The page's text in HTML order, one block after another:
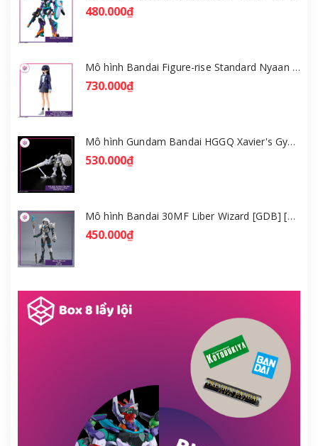
480.000₫
Mô hình Bandai Figure-rise Standard Nyaan - Gundam GQuuuuuuX [GDB] [FRS]
730.000₫
Mô hình Gundam Bandai HGGQ Xavier's Gyan Hakuji-Packs 1/144 [GDB] [BHG]
530.000₫
Mô hình Bandai 30MF Liber Wizard [GDB] [30MF]
450.000₫